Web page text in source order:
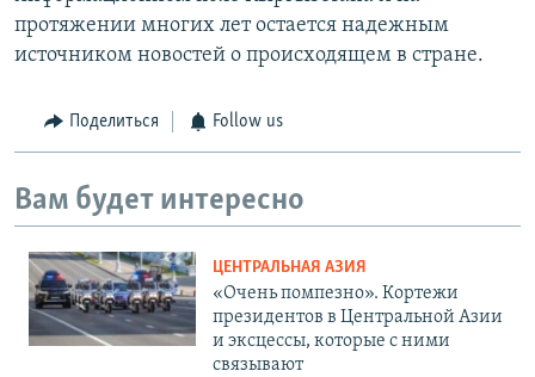
протяжении многих лет остается надежным
источником новостей о происходящем в стране.
Поделиться Follow us
Вам будет интересно
ЦЕНТРАЛЬНАЯ АЗИЯ
«Очень помпезно». Кортежи
президентов в Центральной Азии
и эксцессы, которые с ними
связывают